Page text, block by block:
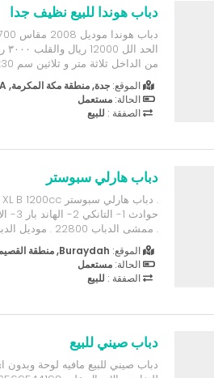
دباب هوندا للبيع نظيف جدا
من الداخل ثلاثة متر و ثلاثين سم 3:30 التواصل للصامل 0555004651
الموقع: جدة, منطقة مكة المكرمة, SA
الحالة: مستعمل
الصفقة : للبيع
دباب هارلي سبوستر
. ممشى الدباب 22800 . موديل الدباب 2016 سعودي
الموقع: Buraydah, منطقة القصيم, SA
الحالة: مستعمل
الصفقة : للبيع
دباب صيني للبيع